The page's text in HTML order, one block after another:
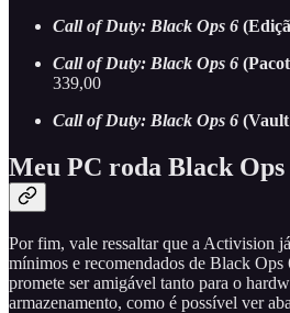
Call of Duty: Black Ops 6
Call of Duty: Black Ops 6
339,00
Call of Duty: Black Ops 6
Meu PC roda Black Ops
Por fim, vale ressaltar que a Activision
mínimos e recomendados de Black
promete ser amigável tanto para o
armazenamento, como é possível ver